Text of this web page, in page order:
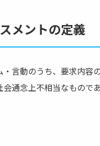
メントの定義
言動のうち、要求内容
会通念上不相当なもので